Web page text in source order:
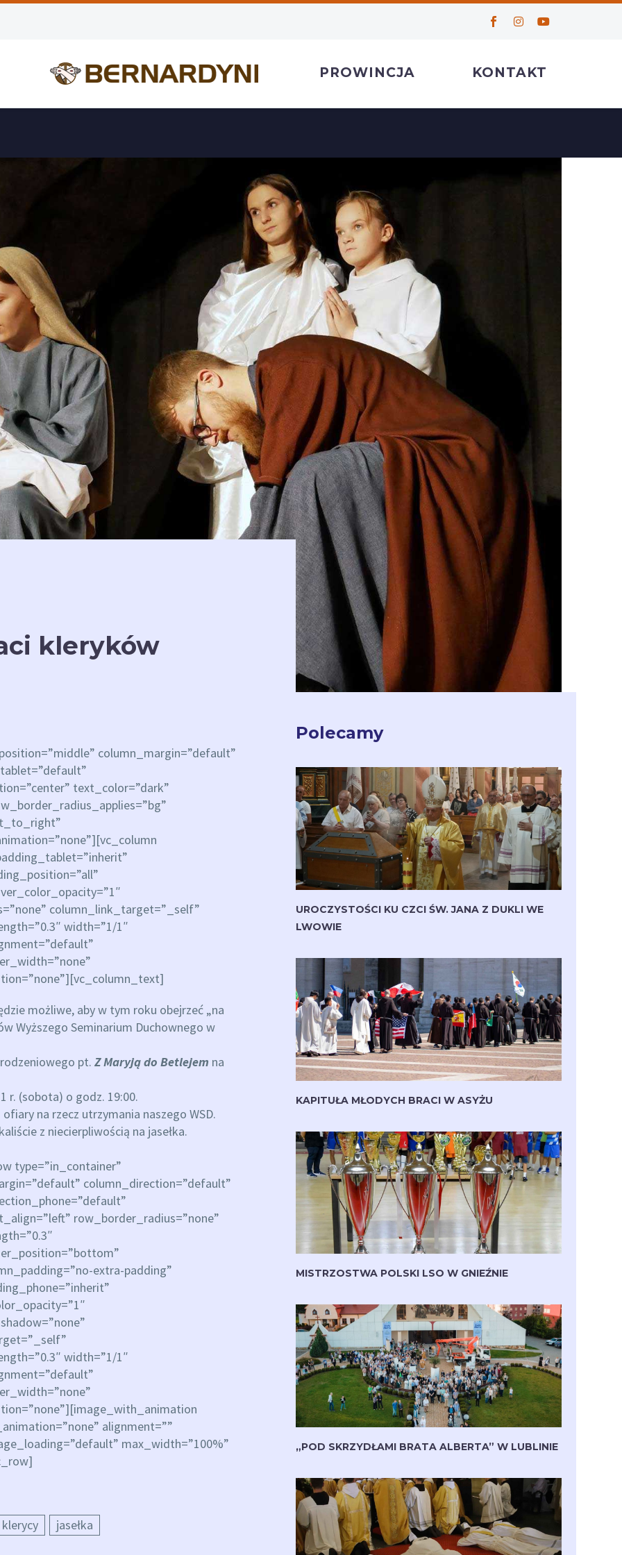
PROWINCJA KONTAKT
kleryków
column_margin=”default”
text_color=”dark”
column_link_target=”_self”
width=”1/1″
możliwe, aby w tym roku obejrzeć „na
Wyższego Seminarium Duchownego w
pt. Z Maryją do Betlejem na
r. (sobota) o godz. 19:00.
na rzecz utrzymania naszego WSD.
z niecierpliwością na jasełka.
type=”in_container”
column_direction=”default”
row_border_radius=”none”
extra-padding”
width=”1/1″
alignment=””
max_width=”100%”
klerycy jasełka
Polecamy
UROCZYSTOŚCI KU CZCI ŚW. JANA Z DUKLI WE
LWOWIE
KAPITUŁA MŁODYCH BRACI W ASYŻU
MISTRZOSTWA POLSKI LSO W GNIEŹNIE
„POD SKRZYDŁAMI BRATA ALBERTA” W LUBLINIE